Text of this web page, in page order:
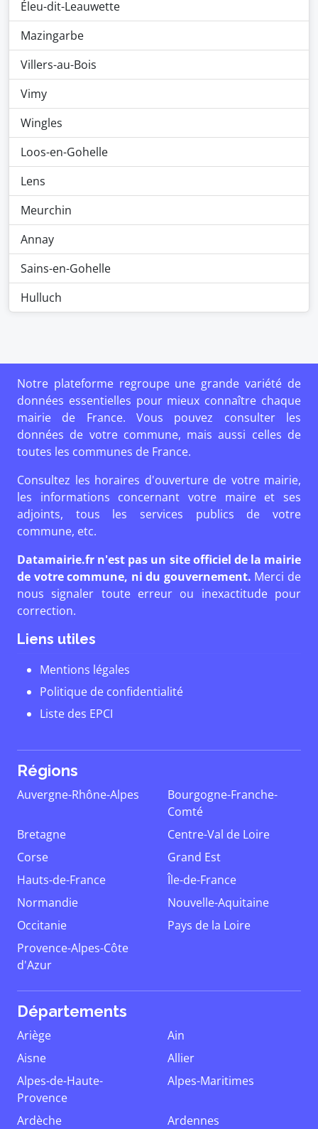
Éleu-dit-Leauwette
Mazingarbe
Villers-au-Bois
Vimy
Wingles
Loos-en-Gohelle
Lens
Meurchin
Annay
Sains-en-Gohelle
Hulluch
Notre plateforme regroupe une grande variété de
données essentielles pour mieux connaître chaque
mairie de France. Vous pouvez consulter les
données de votre commune, mais aussi celles de
toutes les communes de France.
Consultez les horaires d'ouverture de votre mairie,
les informations concernant votre maire et ses
adjoints, tous les services publics de votre
commune, etc.
Datamairie.fr n'est pas un site officiel de la mairie
de votre commune, ni du gouvernement. Merci de
nous signaler toute erreur ou inexactitude pour
correction.
Liens utiles
Mentions légales
Politique de confidentialité
Liste des EPCI
Régions
Auvergne-Rhône-Alpes
Bourgogne-Franche-
Comté
Bretagne
Centre-Val de Loire
Corse
Grand Est
Hauts-de-France
Île-de-France
Normandie
Nouvelle-Aquitaine
Occitanie
Pays de la Loire
Provence-Alpes-Côte
d'Azur
Départements
Ariège
Ain
Aisne
Allier
Alpes-de-Haute-
Provence
Alpes-Maritimes
Ardèche
Ardennes